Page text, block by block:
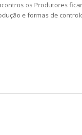
os Produtores
e formas de